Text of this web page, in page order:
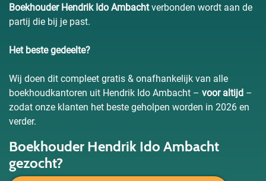
Boekhouder Hendrik Ido Ambachtverbonden wordt aan de
partij die bij je past.
Het beste gedeelte?
Wij doen dit compleet gratis & onafhankelijk van alle
boekhoudkantoren uit Hendrik Ido Ambacht – voor altijd –
zodat onze klanten het beste geholpen worden in 2026 en
verder.
Boekhouder Hendrik Ido Ambacht
gezocht?